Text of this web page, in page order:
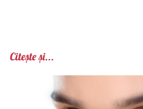
Citește și...